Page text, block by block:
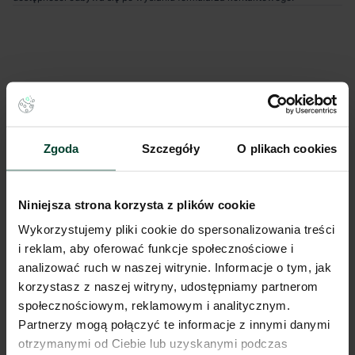
Zgoda Szczegóły O plikach cookies
Niniejsza strona korzysta z plików cookie
Wykorzystujemy pliki cookie do spersonalizowania treści
i reklam, aby oferować funkcje społecznościowe i
analizować ruch w naszej witrynie. Informacje o tym, jak
korzystasz z naszej witryny, udostępniamy partnerom
społecznościowym, reklamowym i analitycznym.
Partnerzy mogą połączyć te informacje z innymi danymi
otrzymanymi od Ciebie lub uzyskanymi podczas